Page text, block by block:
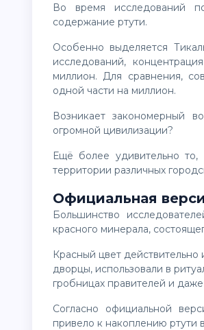
Во время исследований почвы в ряде городов майя специалисты обнаружили значительное
содержание ртути.
Особенно выделяется Тикаль — один из крупнейших городов древней Мезоамерики. По данным
исследований,
миллион. Для сравнения,
одной части на миллион.
Возникает закономерный вопрос: каким образом столь токсичное вещество оказалось в центре
огромной цивилизации?
Ещё более удивительно то, что загрязнение обнаруживается не в одном конкретном месте, а на
территории различных
Официальная
Большинство исследователей связывают присутствие ртути с использованием киновари — ярко-
красного минерала,
Красный цвет действительно играл особую роль в культуре майя. Им покрывали стены храмов, украшали
дворцы, использовали в
гробницах правителей и
Согласно официальной версии, именно многовековое использование этого минерала постепенно
привело к накоплению